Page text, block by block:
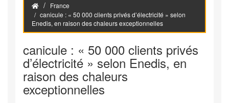
France
canicule : « 50 000 clients privés d’électricité » selon
Enedis, en raison des chaleurs exceptionnelles
canicule : « 50 000 clients privés
d’électricité » selon Enedis, en
raison des chaleurs
exceptionnelles